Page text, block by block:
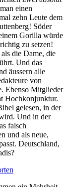
einen
zehn Leute dem
Söder
Gorilla würde
zu setzen!
die Dame, die
Und das
äussern alle
von
Ebenso Mitglieder
Hochkonjunktur.
gelesen, in der
Und in der
falsch
und als neue,
Deutschland,